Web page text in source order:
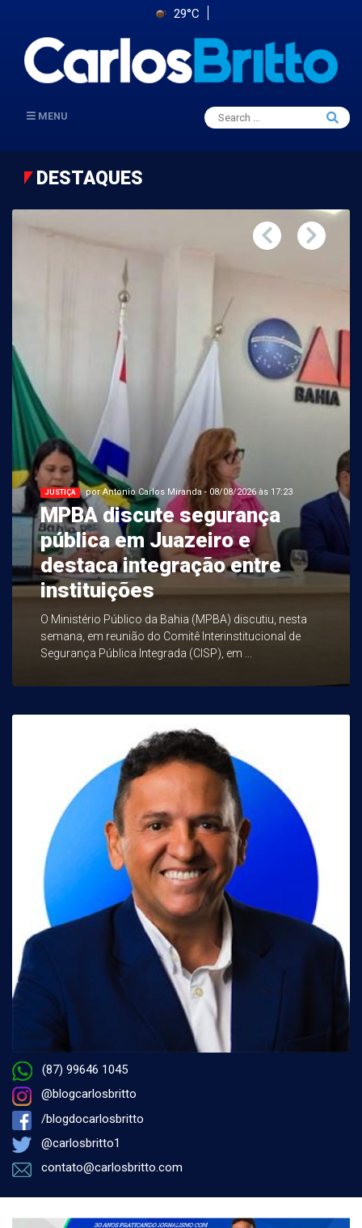
29°C
MENU
Search
for:
Search
DESTAQUES
JUSTIÇA por Antonio Carlos Miranda - 08/08/2026 às 17:23
MPBA discute segurança
pública em Juazeiro e
destaca integração entre
instituições
O Ministério Público da Bahia (MPBA) discutiu, nesta
semana, em reunião do Comitê Interinstitucional de
Segurança Pública Integrada (CISP), em ...
(87) 99646 1045
@blogcarlosbritto
/blogdocarlosbritto
@carlosbritto1
contato@carlosbritto.com